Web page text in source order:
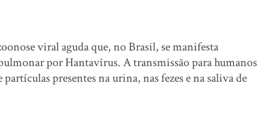
viral aguda que, no Brasil, se manifesta
por Hantavírus. A transmissão para humanos
presentes na urina, nas fezes e na saliva de